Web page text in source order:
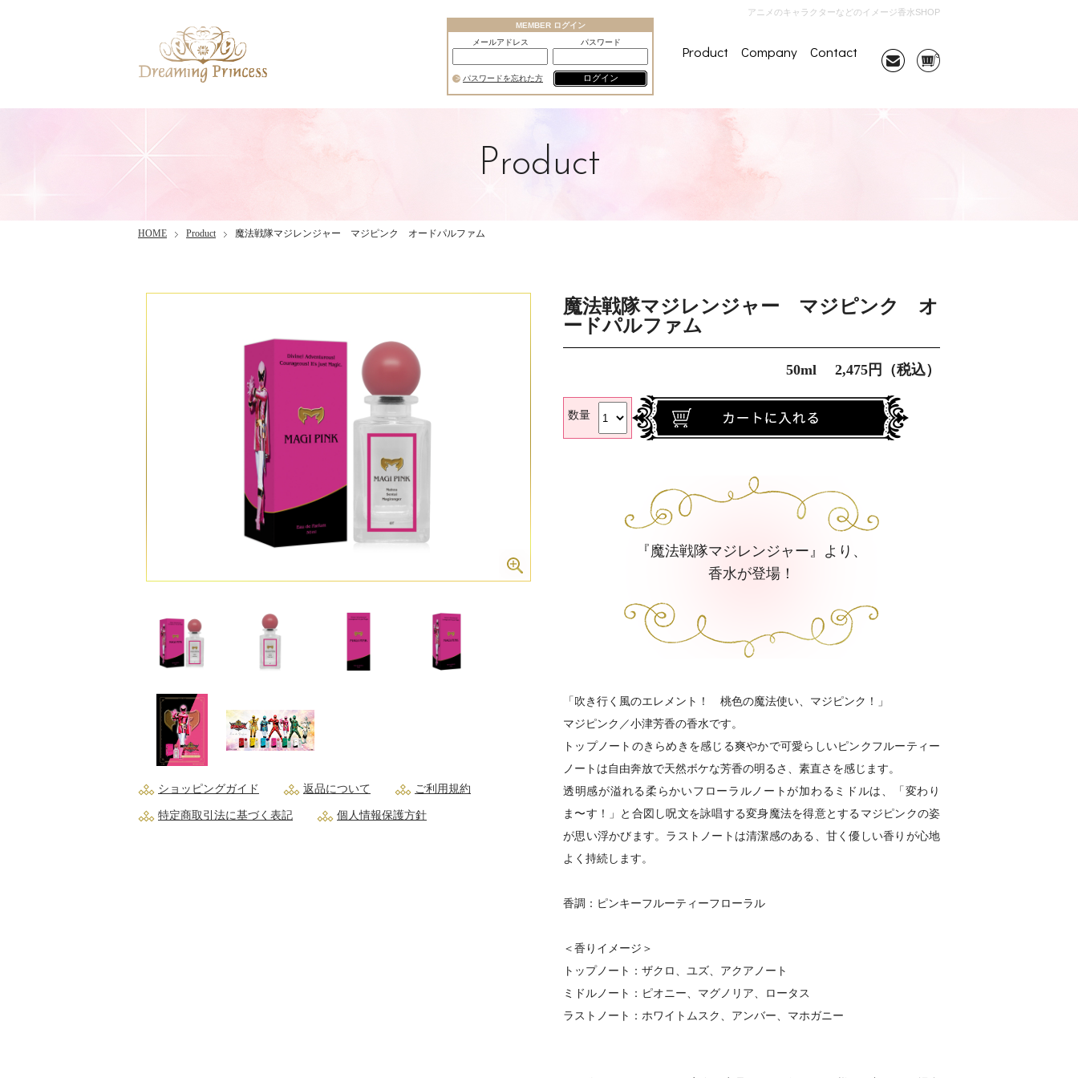
アニメのキャラクターなどのイメージ香水SHOP
Product Company Contact
MEMBER ログイン
メールアドレス
パスワード
パスワードを忘れた方 ログイン
Product
HOME Product 魔法戦隊マジレンジャー マジピンク オードパルファム
ショッピングガイド 返品について ご利用規約
特定商取引法に基づく表記 個人情報保護方針
魔法戦隊マジレンジャー マジピンク オ
ードパルファム
50ml 2,475円（税込）
数量
『魔法戦隊マジレンジャー』より、
香水が登場！
「吹き行く風のエレメント！ 桃色の魔法使い、マジピンク！」
マジピンク／小津芳香の香水です。
トップノートのきらめきを感じる爽やかで可愛らしいピンクフルーティー
ノートは自由奔放で天然ボケな芳香の明るさ、素直さを感じます。
透明感が溢れる柔らかいフローラルノートが加わるミドルは、「変わり
ま〜す！」と合図し呪文を詠唱する変身魔法を得意とするマジピンクの姿
が思い浮かびます。ラストノートは清潔感のある、甘く優しい香りが心地
よく持続します。
香調：ピンキーフルーティーフローラル
＜香りイメージ＞
トップノート：ザクロ、ユズ、アクアノート
ミドルノート：ピオニー、マグノリア、ロータス
ラストノート：ホワイトムスク、アンバー、マホガニー